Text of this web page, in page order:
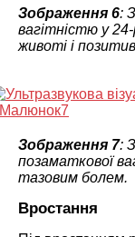
Зображення 6:
вагітністю у
животі і
Зображення 7:
позаматкової
тазовим болем.
Вростання